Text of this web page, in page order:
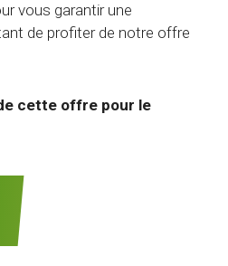
vous garantir une
de profiter de notre offre
cette offre pour le